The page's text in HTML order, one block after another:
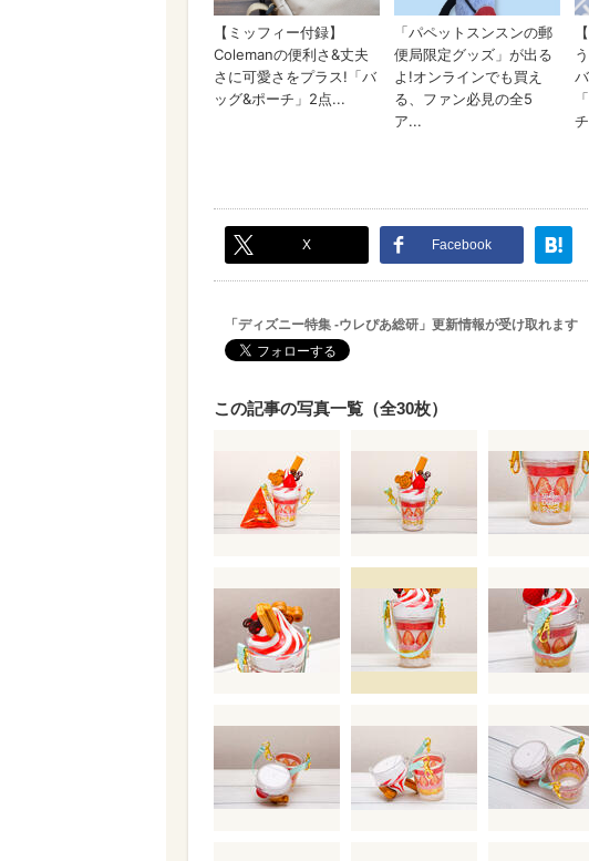
X Facebook
「ディズニー特集 -ウレぴあ総研」更新情報が受け取れます
この記事の写真一覧（全30枚）